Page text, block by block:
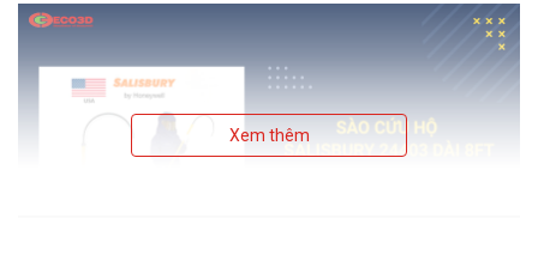
Xem thêm